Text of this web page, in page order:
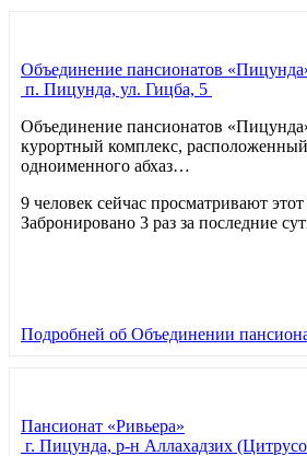
Объединение пансионатов
п. Пицунда, ул. Гицба, 5
Объединение пансионатов
курортный комплекс,
одноименного абхаз…
9 человек сейчас просматривают этот
Забронировано 3 раз за последние
Подробней об Объединении
Пансионат «Ривьера»
г. Пицунда, р-н Аллахадзих